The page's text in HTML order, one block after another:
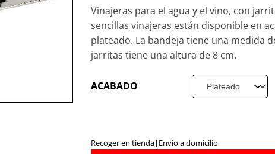
Vinajeras para el agua y el vino, con
sencillas vinajeras están disponible en
plateado. La bandeja tiene una medida
jarritas tiene una altura de 8 cm.
ACABADO
Recoger en tienda| Envío a domicilio